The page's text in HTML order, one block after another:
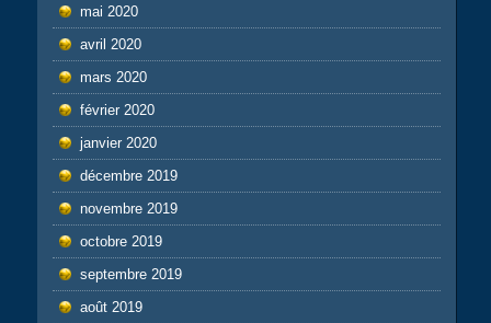
mai 2020
avril 2020
mars 2020
février 2020
janvier 2020
décembre 2019
novembre 2019
octobre 2019
septembre 2019
août 2019